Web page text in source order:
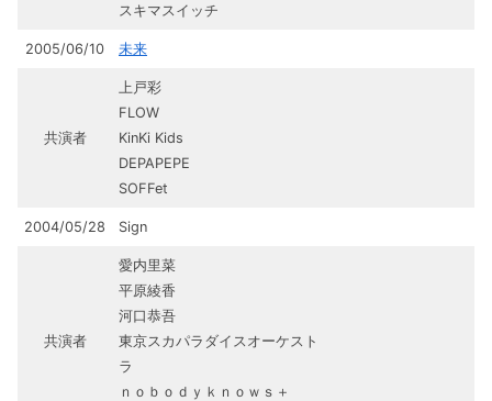
スキマスイッチ
2005/06/10 未来
共演者
上戸彩
FLOW
KinKi Kids
DEPAPEPE
SOFFet
2004/05/28 Sign
共演者
愛内里菜
平原綾香
河口恭吾
東京スカパラダイスオーケスト
ラ
ｎｏｂｏｄｙｋｎｏｗｓ＋